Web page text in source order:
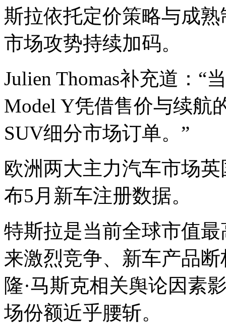
斯拉依托定价策略与成
市场攻势持续加码。
Julien Thomas补充道：“
Model Y凭借售价与续航
SUV细分市场订单。”
欧洲两大主力汽车市场
布5月新车注册数据。
特斯拉是当前全球市值
来激烈竞争、新车产品
隆·马斯克相关舆论因素
场份额近乎腰斩。